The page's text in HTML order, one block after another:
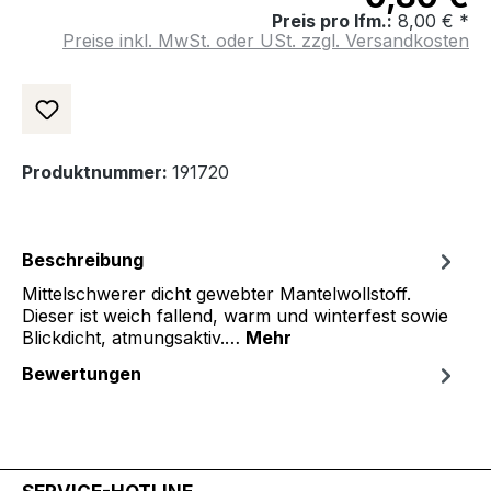
Preis pro lfm.: 8,00 € *
Preise inkl. MwSt. oder USt. zzgl. Versandkosten
Produktnummer: 191720
Beschreibung
Mittelschwerer dicht gewebter Mantelwollstoff.
Dieser ist weich fallend, warm und winterfest sowie
Blickdicht, atmungsaktiv.… Mehr
Bewertungen